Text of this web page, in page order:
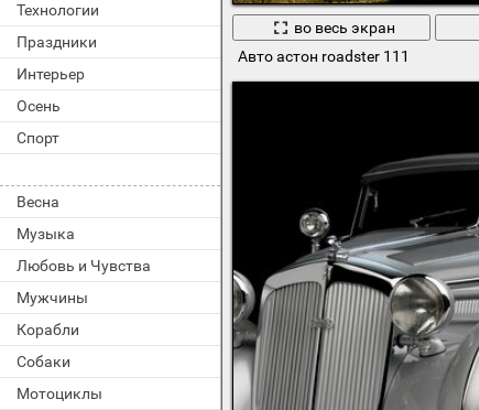
Технологии
Праздники
Интерьер
Осень
Спорт
Весна
Музыка
Любовь и Чувства
Мужчины
Корабли
Собаки
Мотоциклы
во весь экран
Авто астон roadster 111